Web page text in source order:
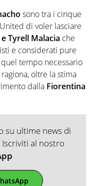
sono tra i cinque
di voler lasciare
Tyrell Malacia che
e considerati pure
tempo necessario
oltre la stima
dalla Fiorentina
su ultime news di
al nostro